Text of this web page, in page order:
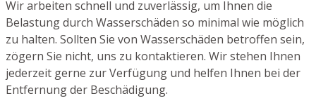
Wir arbeiten schnell und zuverlässig, um Ihnen die
Belastung durch Wasserschäden so minimal wie möglich
zu halten. Sollten Sie von Wasserschäden betroffen sein,
zögern Sie nicht, uns zu kontaktieren. Wir stehen Ihnen
jederzeit gerne zur Verfügung und helfen Ihnen bei der
Entfernung der Beschädigung.